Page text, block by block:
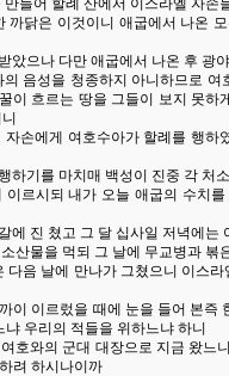
들어 할례 산에서 이스라엘 자손
까닭은 이것이니 애굽에서 나온
았으나 다만 애굽에서 나온 후 광
음성을 청종하지 아니하므로
이 흐르는 땅을 그들이 보지 못
손에게 여호수아가 할례를 행
하기를 마치매 백성이 진중 각 처
이르시되 내가 오늘 애굽의 수치
에 진 쳤고 그 달 십사일 저녁에
산물을 먹되 그 날에 무교병과 볶
다음 날에 만나가 그쳤으니 이스
이 이르렀을 때에 눈을 들어 본
우리의 적들을 위하느냐 하니
호와의 군대 대장으로 지금 왔
려 하시나이까